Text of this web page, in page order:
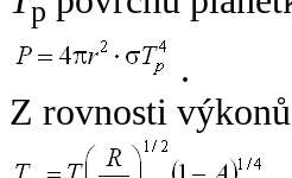
p
.
Z rovnosti